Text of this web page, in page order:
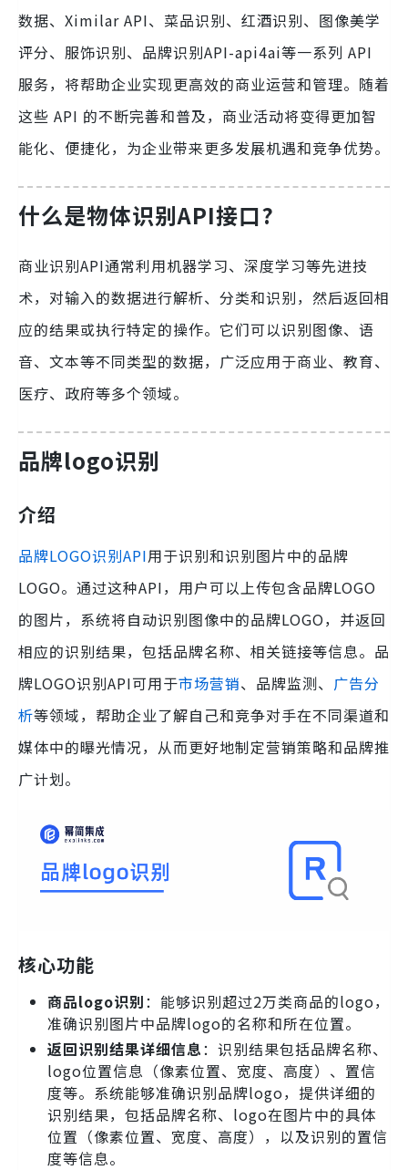
数据、Ximilar API、菜品识别、红酒识别、图像美学
评分、服饰识别、品牌识别API-api4ai等一系列 API
服务，将帮助企业实现更高效的商业运营和管理。随着
这些 API 的不断完善和普及，商业活动将变得更加智
能化、便捷化，为企业带来更多发展机遇和竞争优势。
什么是物体识别API接口?
商业识别API通常利用机器学习、深度学习等先进技
术，对输入的数据进行解析、分类和识别，然后返回相
应的结果或执行特定的操作。它们可以识别图像、语
音、文本等不同类型的数据，广泛应用于商业、教育、
医疗、政府等多个领域。
品牌logo识别
介绍
品牌LOGO识别API用于识别和识别图片中的品牌
LOGO。通过这种API，用户可以上传包含品牌LOGO
的图片，系统将自动识别图像中的品牌LOGO，并返回
相应的识别结果，包括品牌名称、相关链接等信息。品
牌LOGO识别API可用于市场营销、品牌监测、 广告分
析等领域，帮助企业了解自己和竞争对手在不同渠道和
媒体中的曝光情况，从而更好地制定营销策略和品牌推
广计划。
核心功能
商品logo识别：能够识别超过2万类商品的logo，
准确识别图片中品牌logo的名称和所在位置。
返回识别结果详细信息：识别结果包括品牌名称、
logo位置信息（像素位置、宽度、高度）、置信
度等。系统能够准确识别品牌logo，提供详细的
识别结果，包括品牌名称、logo在图片中的具体
位置（像素位置、宽度、高度），以及识别的置信
度等信息。